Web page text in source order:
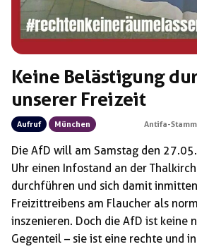
Keine Belästigung
unserer Freizeit
Aufruf München Antifa-
Die AfD will am Samstag den
Uhr einen Infostand an der
durchführen und sich damit
Freizittreibens am Flaucher als
inszenieren. Doch die AfD ist keine
Gegenteil – sie ist eine rechte und